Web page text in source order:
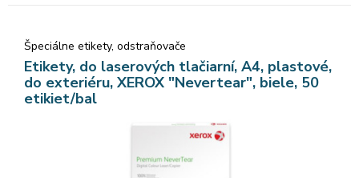
Špeciálne etikety, odstraňovače
Etikety, do laserových tlačiarní, A4, plastové,
do exteriéru, XEROX "Nevertear", biele, 50
etikiet/bal